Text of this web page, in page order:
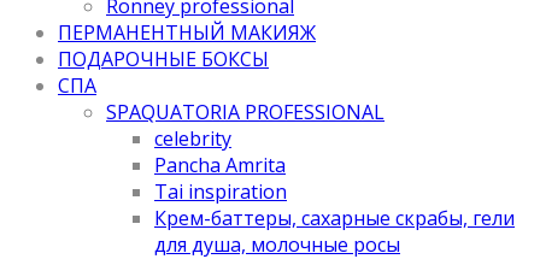
Ronney professional
ПЕРМАНЕНТНЫЙ МАКИЯЖ
ПОДАРОЧНЫЕ БОКСЫ
СПА
SPAQUATORIA PROFESSIONAL
celebrity
Pancha Amrita
Tai inspiration
Крем-баттеры, сахарные скрабы, гели
для душа, молочные росы